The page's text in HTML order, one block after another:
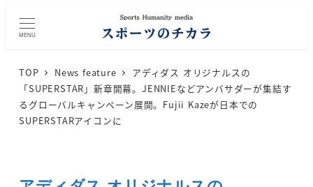
MENU
TOP News feature
アディダス オリジナルスの
「SUPERSTAR」新章開幕。JENNIEなどアンバサダーが集結す
るグローバルキャンペーン展開。Fujii Kazeが日本での
SUPERSTARアイコンに